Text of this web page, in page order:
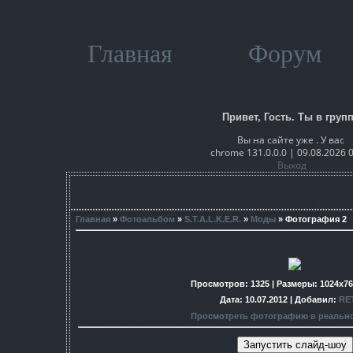
Главная Форум
Привет, Гость. Ты в
Вы на сайте уже . У вас
chrome 131.0.0.0 | 09.08.2026
Выход
Главная » Фотоальбом » S.T.A.L.K.E.R. » Моды » Фотография 2
Просмотров: 1325 | Размеры:
Дата: 10.07.2012 | Добавил:
Просмотреть фотографию в